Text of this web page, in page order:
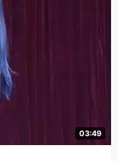
的小事情，但正是从这
强的女孩，态度决定了一
03:49